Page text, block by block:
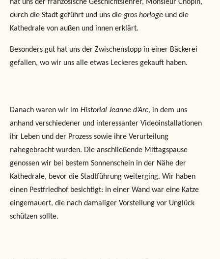
hat uns der französische Geschichtslehrer, Monsieur Chopin,
durch die Stadt geführt und uns die gros horloge und die
Kathedrale von außen und innen erklärt.
Besonders gut hat uns der Zwischenstopp in einer Bäckerei
gefallen, wo wir uns alle etwas Leckeres gekauft haben.
Danach waren wir im Historial Jeanne d’Arc, in dem uns
anhand verschiedener und interessanter Videoinstallationen
ihr Leben und der Prozess sowie ihre Verurteilung
nahegebracht wurden. Die anschließende Mittagspause
genossen wir bei bestem Sonnenschein in der Nähe der
Kathedrale, bevor die Stadtführung weiterging. Wir haben
einen Pestfriedhof besichtigt: in einer Wand war eine Katze
eingemauert, die nach damaliger Vorstellung vor Unglück
schützen sollte.